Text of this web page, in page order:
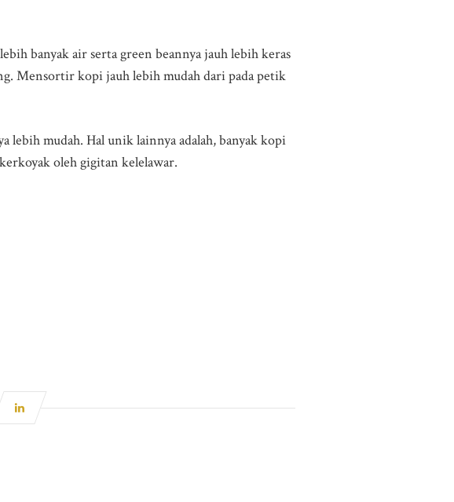
banyak air serta green beannya jauh lebih keras
Mensortir kopi jauh lebih mudah dari pada petik
lebih mudah. Hal unik lainnya adalah, banyak kopi
oleh gigitan kelelawar.